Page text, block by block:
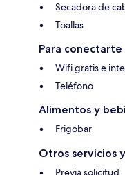
Secadora de
Toallas
Para
Wifi gratis e
Teléfono
Alimentos y
Frigobar
Otros servicios
Previa solicitud